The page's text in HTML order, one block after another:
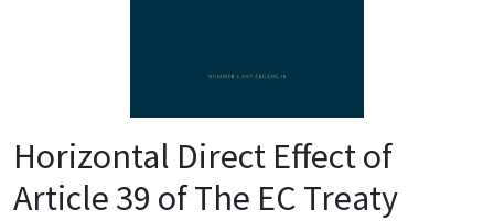
Horizontal Direct Effect of
Article 39 of The EC Treaty